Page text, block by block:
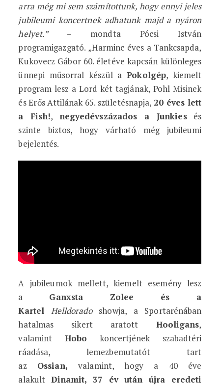
arra még mi sem számítottunk, hogy ennyi jeles
jubileumi koncertnek adhatunk majd a nyáron
helyet.”– mondta Pócsi István
programigazgató. „Harminc éves a Tankcsapda,
Kukovecz Gábor 60. életéve kapcsán különleges
ünnepi műsorral készül aPokolgép, kiemelt
program lesz a Lord két tagjának, Pohl Misinek
és Erős Attilának 65. születésnapja, 20 éves lett
a Fish!, negyedévszázados a Junkiesés
szinte biztos, hogy várható még jubileumi
bejelentés.
A jubileumok mellett, kiemelt esemény lesz
a Ganxsta Zolee és a
Kartel
Helldoradoshowja, a Sportarénában
hatalmas sikert aratott Hooligans,
valamint Hobo koncertjének szabadtéri
ráadása, lemezbemutatót tart
az Ossian, valamint, hogy a 40 éve
alakult Dinamit, 37 év után újra eredeti